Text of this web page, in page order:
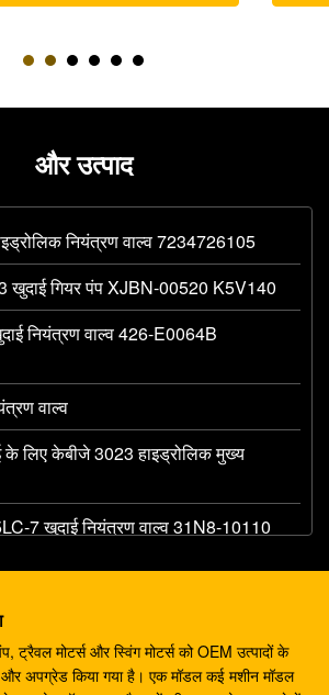
और उत्पाद
नियंत्रण वाल्व 7234726105
खुदाई गियर पंप XJBN-00520 K5V140
नियंत्रण वाल्व 426-E0064B
वाल्व
लिए केबीजे 3023 हाइड्रोलिक मुख्य
7 खुदाई नियंत्रण वाल्व 31N8-10110
के पुर्जे पीसी120-3 पीसी120-5 गियर पंप
ट्रैवल मोटर्स और स्विंग मोटर्स को OEM उत्पादों के
अपग्रेड किया गया है। एक मॉडल कई मशीन मॉडल